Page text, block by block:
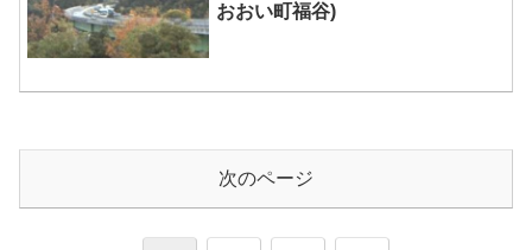
おおい町福谷)
次のページ